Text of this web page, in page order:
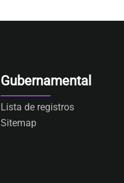
Gubernamental
Lista de registros
Sitemap